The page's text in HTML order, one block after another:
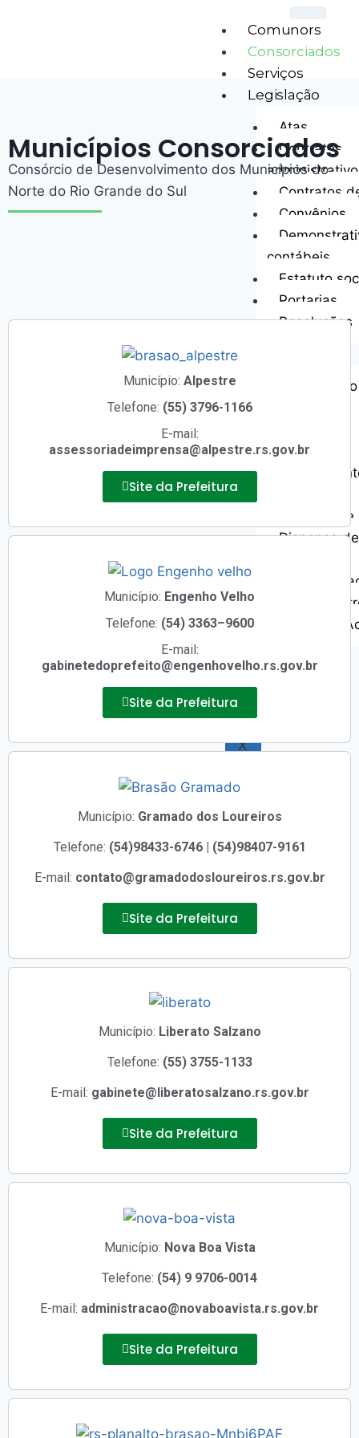
Comunors
Consorciados
Serviços
Legislação
Atas
Contratos
Contratos
Convênios
contábeis
Estatuto
Portarias
Resoluções
Ata
Assembleia
Contratos
Dispensa de
Pregão
Termo de
Notícias
X
Municípios Consorciados
Consórcio de Desenvolvimento dos Municípios do
Norte do Rio Grande do Sul
Município: Alpestre
Telefone: (55) 3796-1166
E-mail:
assessoriadeimprensa@alpestre.rs.gov.br
Site da Prefeitura
Município: Engenho Velho
Telefone: (54) 3363–9600
E-mail:
gabinetedoprefeito@engenhovelho.rs.gov.br
Site da Prefeitura
Município: Gramado dos Loureiros
Telefone: (54)98433-6746 | (54)98407-9161
E-mail: contato@gramadodosloureiros.rs.gov.br
Site da Prefeitura
Município: Liberato Salzano
Telefone: (55) 3755-1133
E-mail: gabinete@liberatosalzano.rs.gov.br
Site da Prefeitura
Município: Nova Boa Vista
Telefone: (54) 9 9706-0014
E-mail: administracao@novaboavista.rs.gov.br
Site da Prefeitura